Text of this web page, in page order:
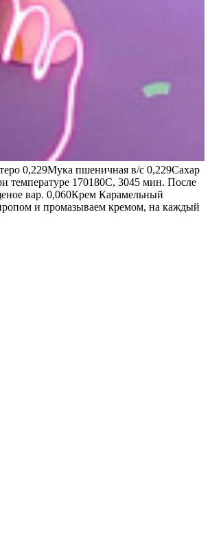
0,229Мука пшеничная в/с 0,229Сахар
температуре 170180С, 3045 мин. После
вар. 0,060Крем Карамельный
и промазываем кремом, на каждый